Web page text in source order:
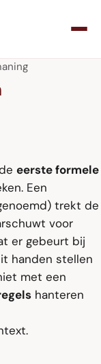
eerste formele
Een
trekt de
voor
er gebeurt bij
handen stellen
met een
hanteren